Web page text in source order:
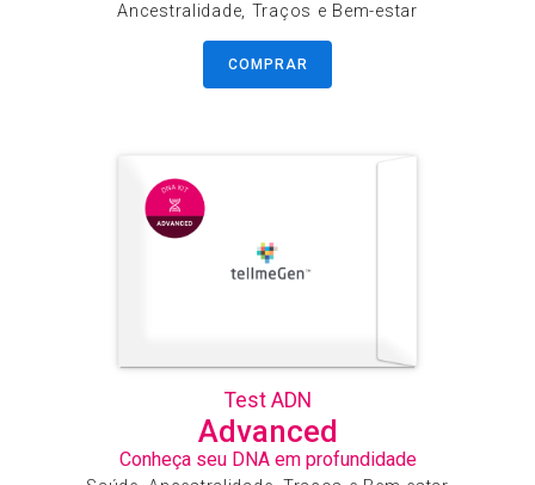
Ancestralidade, Traços e Bem-estar
COMPRAR
Test ADN
Advanced
Conheça seu DNA em profundidade